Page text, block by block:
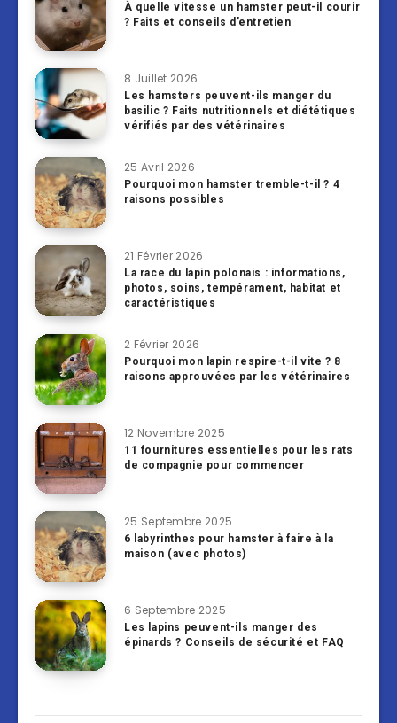
À quelle vitesse un hamster peut-il courir
? Faits et conseils d’entretien
8 Juillet 2026
Les hamsters peuvent-ils manger du
basilic ? Faits nutritionnels et diététiques
vérifiés par des vétérinaires
25 Avril 2026
Pourquoi mon hamster tremble-t-il ? 4
raisons possibles
21 Février 2026
La race du lapin polonais : informations,
photos, soins, tempérament, habitat et
caractéristiques
2 Février 2026
Pourquoi mon lapin respire-t-il vite ? 8
raisons approuvées par les vétérinaires
12 Novembre 2025
11 fournitures essentielles pour les rats
de compagnie pour commencer
25 Septembre 2025
6 labyrinthes pour hamster à faire à la
maison (avec photos)
6 Septembre 2025
Les lapins peuvent-ils manger des
épinards ? Conseils de sécurité et FAQ